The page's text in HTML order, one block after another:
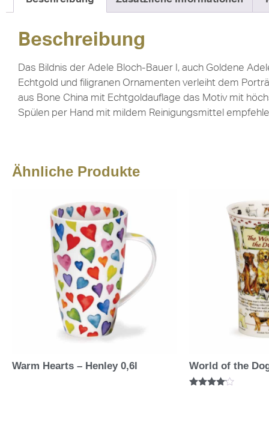
Beschreibung
Das Bildnis der Adele Bloch-Bauer I, auch Goldene
Echtgold und filigranen Ornamenten verleiht dem
aus Bone China mit Echtgoldauflage das Motiv mit
Spülen per Hand mit mildem Reinigungsmittel
Ähnliche Produkte
Warm Hearts – Henley 0,6l World of the